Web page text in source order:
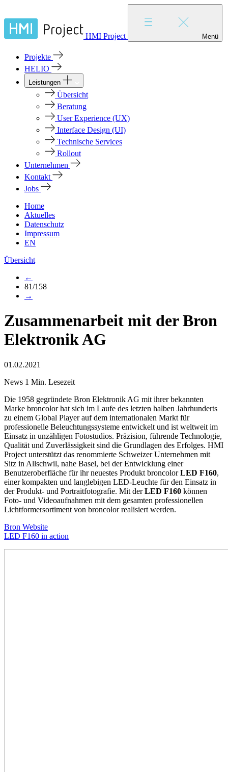
HMI Project Menü
Projekte
HELIO
Leistungen
Übersicht
Beratung
User Experience (UX)
Interface Design (UI)
Technische Services
Rollout
Unternehmen
Kontakt
Jobs
Home
Aktuelles
Datenschutz
Impressum
EN
Übersicht
←
81/158
→
Zusammenarbeit mit der Bron
Elektronik AG
01.02.2021
News 1 Min. Lesezeit
Die 1958 gegründete Bron Elektronik AG mit ihrer bekannten
Marke broncolor hat sich im Laufe des letzten halben Jahrhunderts
zu einem Global Player auf dem internationalen Markt für
professionelle Beleuchtungssysteme entwickelt und ist weltweit im
Einsatz in unzähligen Fotostudios. Präzision, führende Technologie,
Qualität und Zuverlässigkeit sind die Grundlagen des Erfolges. HMI
Project unterstützt das renommierte Schweizer Unternehmen mit
Sitz in Allschwil, nahe Basel, bei der Entwicklung einer
Benutzeroberfläche für ihr neuestes Produkt broncolorLED F160,
einer kompakten und langlebigen LED-Leuchte für den Einsatz in
der Produkt- und Portraitfotografie. Mit derLED F160 können
Foto- und Videoaufnahmen mit dem gesamten professionellen
Lichtformersortiment von broncolor realisiert werden.
Bron Website
LED F160 in action